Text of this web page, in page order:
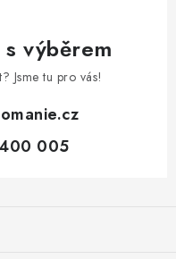
s výběrem
Jsme tu pro vás!
005